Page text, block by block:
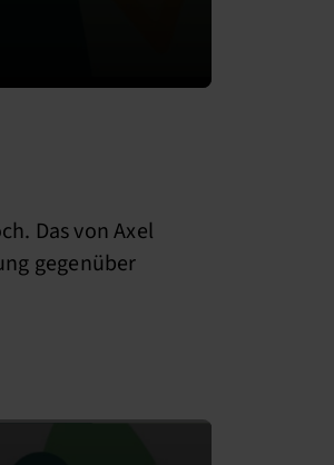
Das von Axel
gegenüber